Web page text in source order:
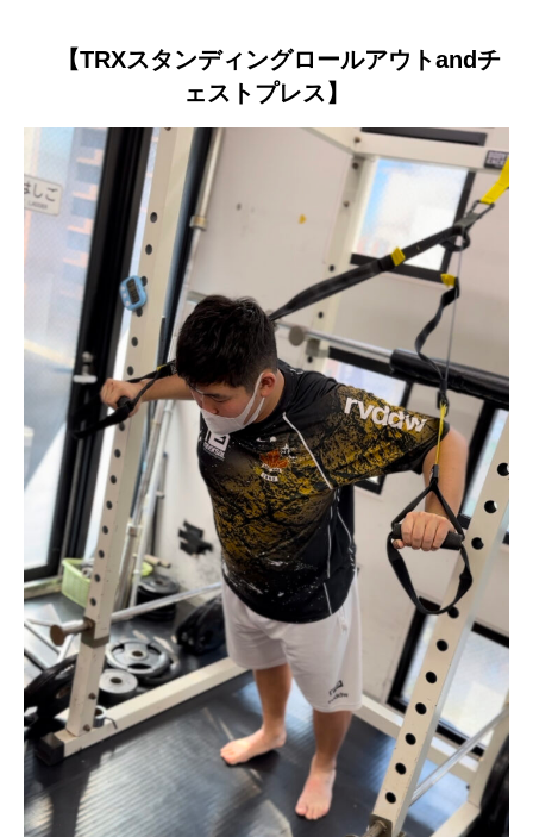
【TRXスタンディングロールアウトandチ
ェストプレス】